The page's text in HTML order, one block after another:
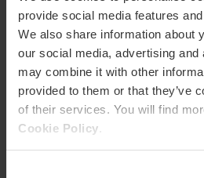
provide social media features
We also share information about
our social media, advertising
may combine it with other
provided to them or that they’ve
of their services. You will find
Cookie Policy